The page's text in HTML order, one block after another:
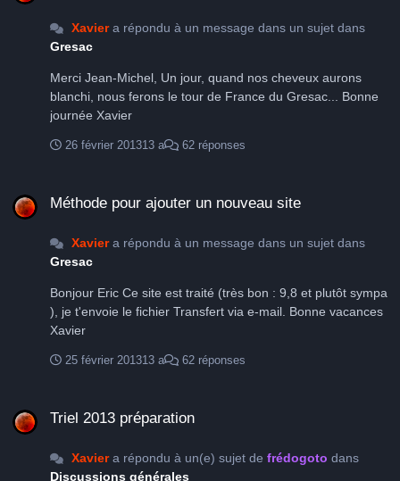
Xaviera répondu à un message dans un sujet dans
Gresac
Merci Jean-Michel, Un jour, quand nos cheveux aurons
blanchi, nous ferons le tour de France du Gresac... Bonne
journée Xavier
26 février 201313 a 62 réponses
Méthode pour ajouter un nouveau site
Xaviera répondu à un message dans un sujet dans
Gresac
Bonjour Eric Ce site est traité (très bon : 9,8 et plutôt sympa
), je t'envoie le fichier Transfert via e-mail. Bonne vacances
Xavier
25 février 201313 a 62 réponses
Triel 2013 préparation
Xaviera répondu à un(e) sujet de frédogoto dans
Discussions générales